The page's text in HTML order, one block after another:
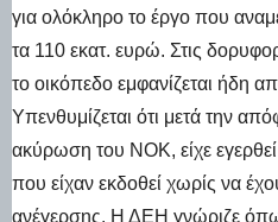
για ολόκληρο το έργο που
τα 110 εκατ. ευρώ. Στις
το οικόπεδο εμφανίζεται ήδη
Υπενθυμίζεται ότι μετά την
ακύρωση του ΝΟΚ, είχε
που είχαν εκδοθεί χωρίς να
ανέγερσης. Η ΔΕΗ γνώριζε